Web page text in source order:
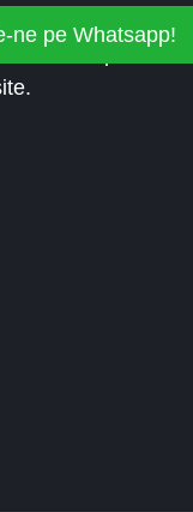
la preturi
inox, ne puteti
ne pe Whatsapp!